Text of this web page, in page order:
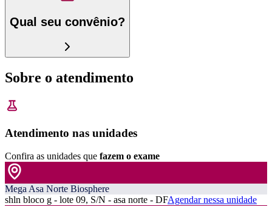
Qual seu convênio?
Sobre o atendimento
Atendimento nas unidades
Confira as unidades que fazem o exame
Mega Asa Norte Biosphere
shln bloco g - lote 09, S/N - asa norte - DFAgendar nessa unidade